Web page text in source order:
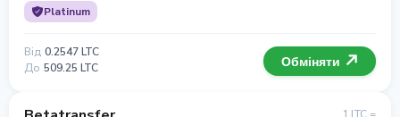
Platinum
Від 0.2547 LTC
До 509.25 LTC Обміняти